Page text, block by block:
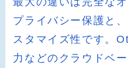
プライバシー保護と
スタマイズ性です。
力などのクラウドベ